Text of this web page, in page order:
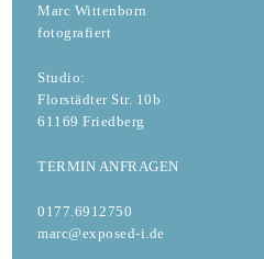
Marc Wittenborn
fotografiert
Studio:
Florstädter Str. 10b
61169 Friedberg
TERMIN ANFRAGEN
0177.6912750
marc@exposed-i.de